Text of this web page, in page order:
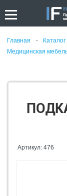
Главная -
Медицинская
Артикул: 476